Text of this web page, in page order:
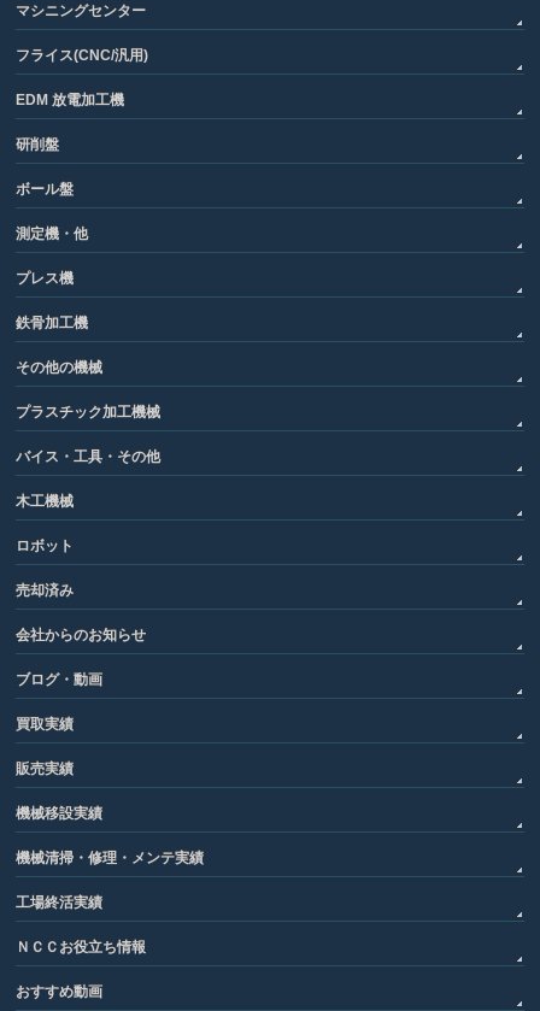
マシニングセンター
フライス(CNC/汎用)
EDM 放電加工機
研削盤
ボール盤
測定機・他
プレス機
鉄骨加工機
その他の機械
プラスチック加工機械
バイス・工具・その他
木工機械
ロボット
売却済み
会社からのお知らせ
ブログ・動画
買取実績
販売実績
機械移設実績
機械清掃・修理・メンテ実績
工場終活実績
ＮＣＣお役立ち情報
おすすめ動画